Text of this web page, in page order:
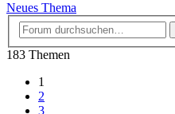
Neues Thema
183 Themen
1
2
3